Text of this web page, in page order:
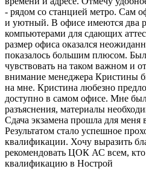
- рядом со станцией метро. Сам
и уютный. В офисе имеются два
компьютерами для сдающих
размер офиса оказался
показалось большим плюсом.
чувствовать на таком важном и
внимание менеджера Кристины
на мне. Кристина любезно
доступно в самом офисе. Мне
разъяснения, материалы
Сдача экзамена прошла для меня
Результатом стало успешное
квалификации. Хочу выразить
рекомендовать ЦОК АС всем, кто
квалификацию в Нострой